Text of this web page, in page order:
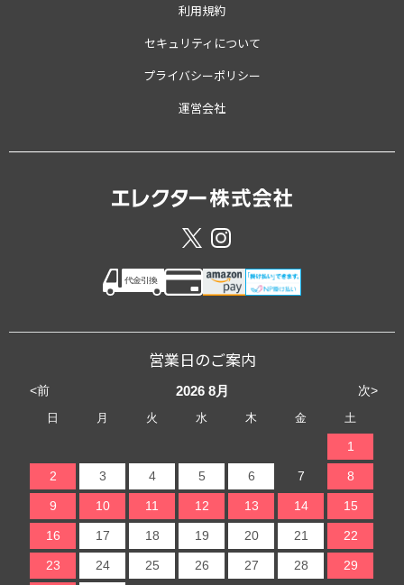
利用規約
セキュリティについて
プライバシーポリシー
運営会社
営業日のご案内
<前 次>
2026 8月
日 月 火 水 木 金 土
1
2 3 4 5 6 7 8
9 10 11 12 13 14 15
16 17 18 19 20 21 22
23 24 25 26 27 28 29